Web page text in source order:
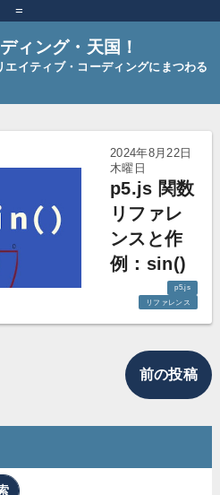
=
ィング・天国！
イティブ・コーディングにまつわる
2024年8月22日
木曜日
p5.js 関数
リファレ
ンスと作
例：sin()
p5.js
リファレンス
前の投稿